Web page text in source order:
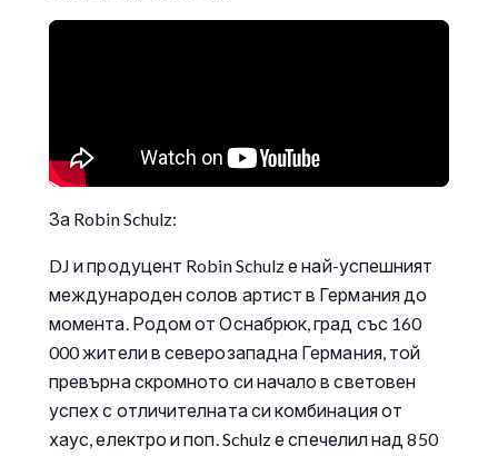
За Robin Schulz:
DJ и продуцент Robin Schulz е най-успешният
международен солов артист в Германия до
момента. Родом от Оснабрюк, град със 160
000 жители в северозападна Германия, той
превърна скромното си начало в световен
успех с отличителната си комбинация от
хаус, електро и поп. Schulz е спечелил над 850